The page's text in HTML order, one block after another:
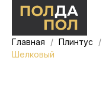
Главная Плинтус
Шелковый